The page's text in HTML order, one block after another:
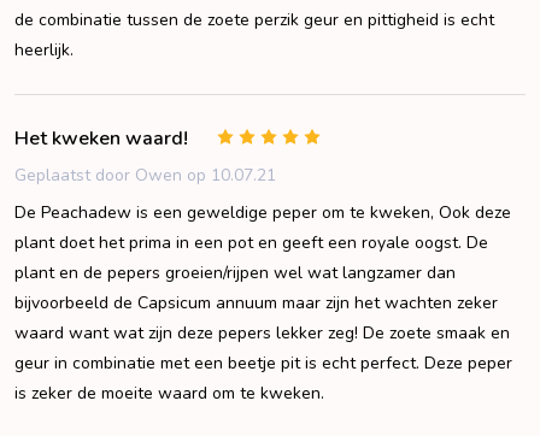
de combinatie tussen de zoete perzik geur en pittigheid is echt
heerlijk.
Het kweken waard!
Geplaatst door Owen op 10.07.21
De Peachadew is een geweldige peper om te kweken, Ook deze
plant doet het prima in een pot en geeft een royale oogst. De
plant en de pepers groeien/rijpen wel wat langzamer dan
bijvoorbeeld de Capsicum annuum maar zijn het wachten zeker
waard want wat zijn deze pepers lekker zeg! De zoete smaak en
geur in combinatie met een beetje pit is echt perfect. Deze peper
is zeker de moeite waard om te kweken.